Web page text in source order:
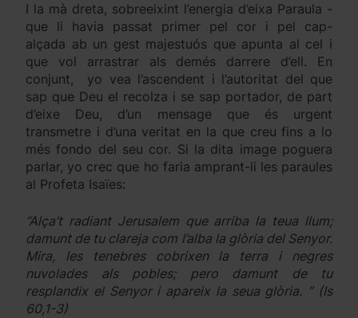
I la mà dreta, sobreeixint l’energia d’eixa Paraula -
que li havia passat primer pel cor i pel cap-
alçada ab un gest majestuós que apunta al cel i
que vol arrastrar als demés darrere d’ell. En
conjunt, yo vea l’ascendent i l’autoritat del que
sap que Deu el recolza i se sap portador, de part
d’eixe Deu, d’un mensage que és urgent
transmetre i d’una veritat en la que creu fins a lo
més fondo del seu cor. Si la dita image poguera
parlar, yo crec que ho faria amprant-li les paraules
al Profeta Isaïes:
“Alça’t radiant Jerusalem que arriba la teua llum;
damunt de tu clareja com l’alba la glòria del Senyor.
Mira, les tenebres cobrixen la terra i negres
nuvolades als pobles; pero damunt de tu
resplandix el Senyor i apareix la seua glòria. ” (Is
60,1-3)